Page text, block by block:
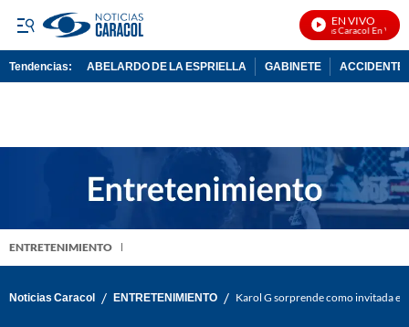
EN VIVO
Noticias Caracol En Vivo
Tendencias: ABELARDO DE LA ESPRIELLA GABINETE ACCIDENTE
ENTRETENIMIENTO
Noticias Caracol / ENTRETENIMIENTO / Karol G sorprende como invitada